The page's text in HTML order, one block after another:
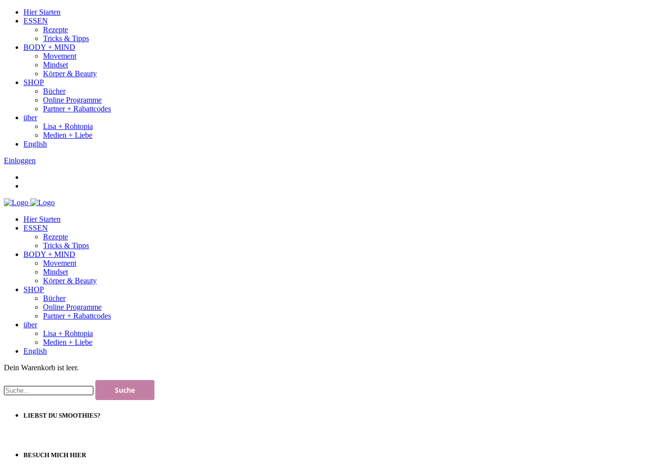
Hier Starten
ESSEN
Rezepte
Tricks & Tipps
BODY + MIND
Movement
Mindset
Körper & Beauty
SHOP
Bücher
Online Programme
Partner + Rabattcodes
über
Lisa + Rohtopia
Medien + Liebe
English
Einloggen
Hier Starten
ESSEN
Rezepte
Tricks & Tipps
BODY + MIND
Movement
Mindset
Körper & Beauty
SHOP
Bücher
Online Programme
Partner + Rabattcodes
über
Lisa + Rohtopia
Medien + Liebe
English
Dein Warenkorb ist leer.
LIEBST DU SMOOTHIES?
BESUCH MICH HIER